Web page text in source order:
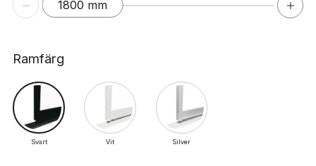
1800 mm
Ramfärg
Svart Vit Silver